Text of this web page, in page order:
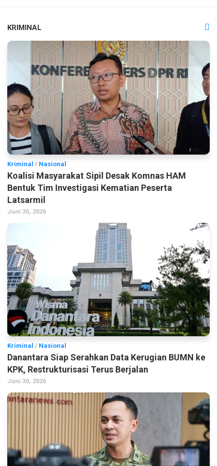
KRIMINAL
Kriminal / Nasional
Koalisi Masyarakat Sipil Desak Komnas HAM
Bentuk Tim Investigasi Kematian Peserta
Latsarmil
Juni 30, 2026
Kriminal / Nasional
Danantara Siap Serahkan Data Kerugian BUMN ke
KPK, Restrukturisasi Terus Berjalan
Juni 30, 2026